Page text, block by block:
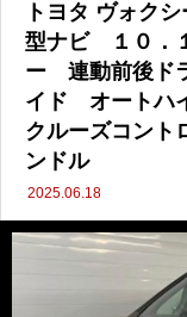
トヨタ ヴォク
型ナビ １０．
ー 連動前後ド
イド オートハ
クルーズコン
ンドル
2025.06.18